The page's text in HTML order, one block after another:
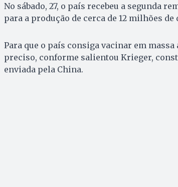
No sábado, 27, o país recebeu a segunda
para a produção de cerca de 12 milhões de
Para que o país consiga vacinar em massa
preciso, conforme salientou Krieger,
enviada pela China.